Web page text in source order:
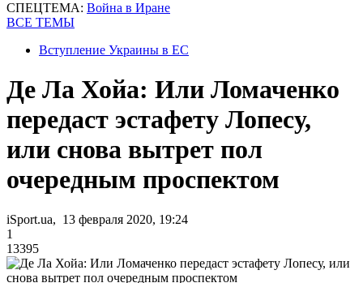
СПЕЦТЕМА: Война в Иране
ВСЕ ТЕМЫ
Вступление Украины в ЕС
Де Ла Хойа: Или Ломаченко
передаст эстафету Лопесу,
или снова вытрет пол
очередным проспектом
iSport.ua, 13 февраля 2020, 19:24
1
13395